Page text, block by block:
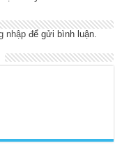
nhập để gửi bình luận.